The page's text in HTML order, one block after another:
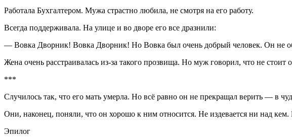
Работала Бухгалтером. Мужа страстно любила, не смотря на его работу.
Всегда поддерживала. На улице и во дворе его все дразнили:
— Вовка Дворник! Вовка Дворник! Но Вовка был очень добрый человек. Он не
Жена очень расстраивалась из-за такого прозвища. Но муж говорил, что не
***
Случилось так, что его мать умерла. Но всё равно он не прекращал верить — в
Они, наконец, поняли, что он хорошо к ним относится. Не издевается ни над кем.
Эпилог